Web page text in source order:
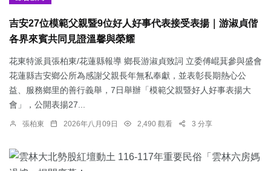
吉安27位模範父親暨9位好人好事代表接受表揚｜游淑貞偕
各界來賓共同見證溫馨與榮耀
花東特派員張柏東/花蓮縣報導 鄉長游淑貞致詞 立委傅崐萁參與盛會
花蓮縣吉安鄉公所為感謝父親長年無私奉獻，並表彰長期熱心公
益、服務鄉里的善行義舉，7日舉辦「模範父親暨好人好事表揚大
會」，公開表揚27...
張柏東 2026年八月09日 2,490 觀看 3 分享